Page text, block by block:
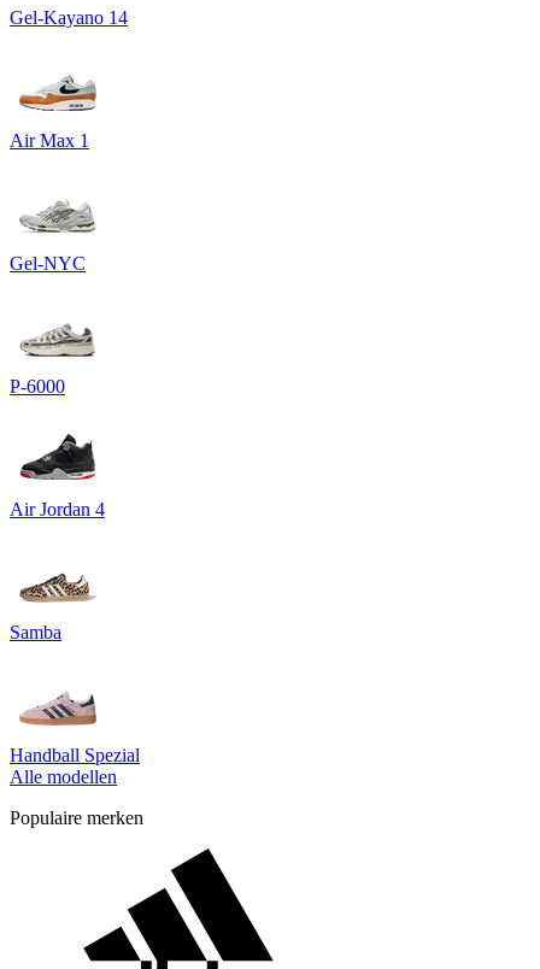
Gel-Kayano 14
Air Max 1
Gel-NYC
P-6000
Air Jordan 4
Samba
Handball Spezial
Alle modellen
Populaire merken